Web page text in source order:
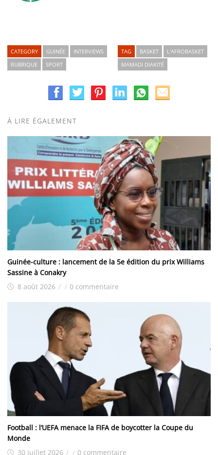
CATEGORY GUINÉE
INTERVIEWS
RUBRIQUE
SPORT
TAG BASKET
L'AFROBASKET
MAMADI DIAKITÉ
À LIRE ÉGALEMENT
Guinée-culture : lancement de la 5e édition du prix Williams
Sassine à Conakry
8 août 2026 / / 0 commentaire
Football : l’UEFA menace la FIFA de boycotter la Coupe du
Monde
30 juillet 2026 / / 0 commentaire